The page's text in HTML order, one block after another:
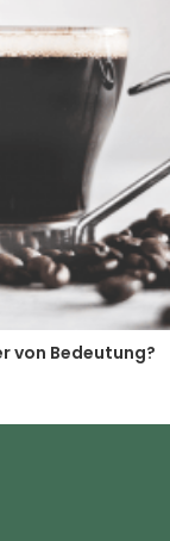
von Bedeutung?